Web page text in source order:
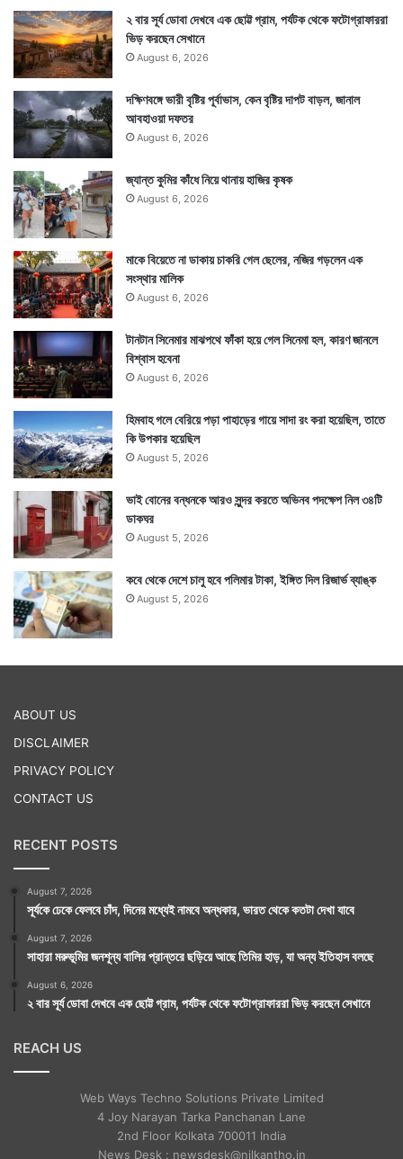
২ বার সূর্য ডোবা দেখবে এক ছোট্ট গ্রাম, পর্যটক থেকে ফটোগ্রাফাররা
ভিড় করছেন সেখানে
August 6, 2026
দক্ষিণবঙ্গে ভারী বৃষ্টির পূর্বাভাস, কেন বৃষ্টির দাপট বাড়ল, জানাল
আবহাওয়া দফতর
August 6, 2026
জ্যান্ত কুমির কাঁধে নিয়ে থানায় হাজির কৃষক
August 6, 2026
মাকে বিয়েতে না ডাকায় চাকরি গেল ছেলের, নজির গড়লেন এক
সংস্থার মালিক
August 6, 2026
টানটান সিনেমার মাঝপথে ফাঁকা হয়ে গেল সিনেমা হল, কারণ জানলে
বিশ্বাস হবেনা
August 6, 2026
হিমবাহ গলে বেরিয়ে পড়া পাহাড়ের গায়ে সাদা রং করা হয়েছিল, তাতে
কি উপকার হয়েছিল
August 5, 2026
ভাই বোনের বন্ধনকে আরও সুন্দর করতে অভিনব পদক্ষেপ নিল ৩৪টি
ডাকঘর
August 5, 2026
কবে থেকে দেশে চালু হবে পলিমার টাকা, ইঙ্গিত দিল রিজার্ভ ব্যাঙ্ক
August 5, 2026
ABOUT US
DISCLAIMER
PRIVACY POLICY
CONTACT US
RECENT POSTS
August 7, 2026
সূর্যকে ঢেকে ফেলবে চাঁদ, দিনের মধ্যেই নামবে অন্ধকার, ভারত থেকে কতটা দেখা যাবে
August 7, 2026
সাহারা মরুভূমির জনশূন্য বালির প্রান্তরে ছড়িয়ে আছে তিমির হাড়, যা অন্য ইতিহাস বলছে
August 6, 2026
২ বার সূর্য ডোবা দেখবে এক ছোট্ট গ্রাম, পর্যটক থেকে ফটোগ্রাফাররা ভিড় করছেন সেখানে
REACH US
Web Ways Techno Solutions Private Limited
4 Joy Narayan Tarka Panchanan Lane
2nd Floor Kolkata 700011 India
News Desk : newsdesk@nilkantho.in